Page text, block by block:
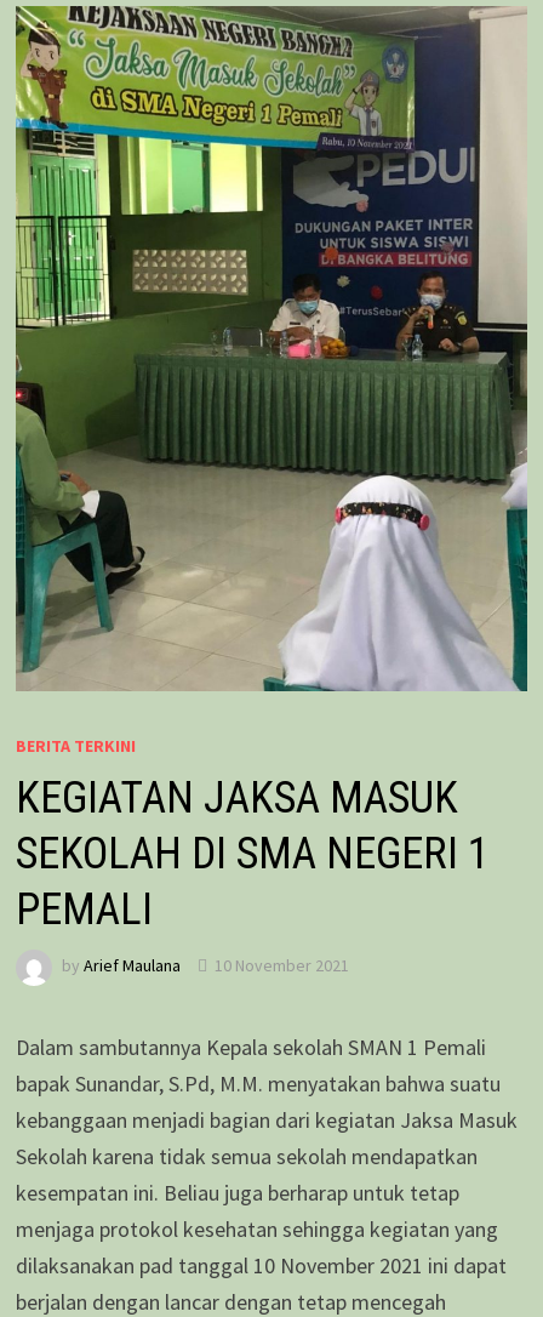
BERITA TERKINI
KEGIATAN JAKSA MASUK
SEKOLAH DI SMA NEGERI 1
PEMALI
by Arief Maulana 10 November 2021
Dalam sambutannya Kepala sekolah SMAN 1 Pemali
bapak Sunandar, S.Pd, M.M. menyatakan bahwa suatu
kebanggaan menjadi bagian dari kegiatan Jaksa Masuk
Sekolah karena tidak semua sekolah mendapatkan
kesempatan ini. Beliau juga berharap untuk tetap
menjaga protokol kesehatan sehingga kegiatan yang
dilaksanakan pad tanggal 10 November 2021 ini dapat
berjalan dengan lancar dengan tetap mencegah